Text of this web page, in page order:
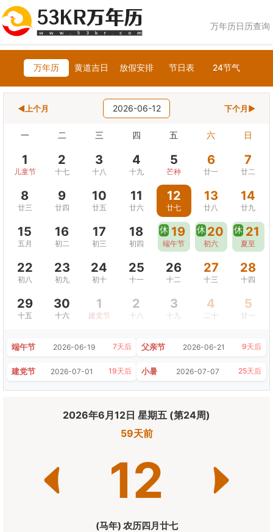
万年历日历查询
万年历 黄道吉日 放假安排 节日表 24节气
◀上个月 2026-06-12 下个月▶
一 二 三 四 五 六 日
1
儿童节
2
十七
3
十八
4
十九
5
芒种
6
廿一
7
廿二
8
廿三
9
廿四
10
廿五
11
廿六
12
廿七
13
廿八
14
廿九
15
五月
16
初二
17
初三
18
初四
休 19
端午节
休 20
初六
休 21
夏至
22
初八
23
初九
24
初十
25
十一
26
十二
27
十三
28
十四
29
十五
30
十六
1
建党节
2
十八
3
十九
4
二十
5
廿一
端午节 2026-06-19 7天后 父亲节 2026-06-21 9天后
建党节 2026-07-01 19天后 小暑 2026-07-07 25天后
2026年6月12日 星期五 (第24周)
59天前
12
(马年) 农历四月廿七